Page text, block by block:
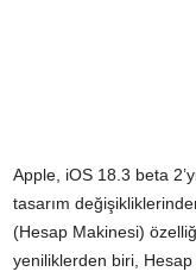
Apple, iOS 18.3 beta
tasarım
(Hesap Makinesi)
yeniliklerden biri, Hesap